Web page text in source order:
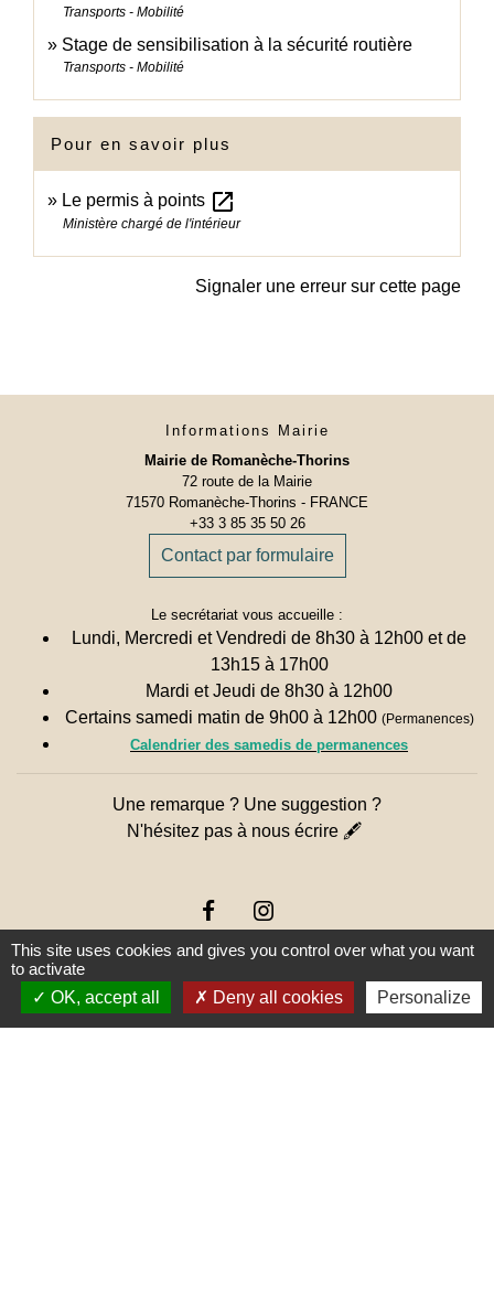
Transports - Mobilité
Stage de sensibilisation à la sécurité routière
Transports - Mobilité
Pour en savoir plus
Le permis à points open_in_new
Ministère chargé de l'intérieur
Signaler une erreur sur cette page
Informations Mairie
Mairie de Romanèche-Thorins
72 route de la Mairie
71570 Romanèche-Thorins - FRANCE
+33 3 85 35 50 26
Contact par formulaire
Le secrétariat vous accueille :
Lundi, Mercredi et Vendredi de 8h30 à 12h00 et de
13h15 à 17h00
Mardi et Jeudi de 8h30 à 12h00
Certains samedi matin de 9h00 à 12h00 (Permanences)
Calendrier des samedis de permanences
Une remarque ? Une suggestion ?
N'hésitez pas à nous écrire 🖋
This site uses cookies and gives you control over what you want
to activate
OK, accept all
Deny all cookies Personalize